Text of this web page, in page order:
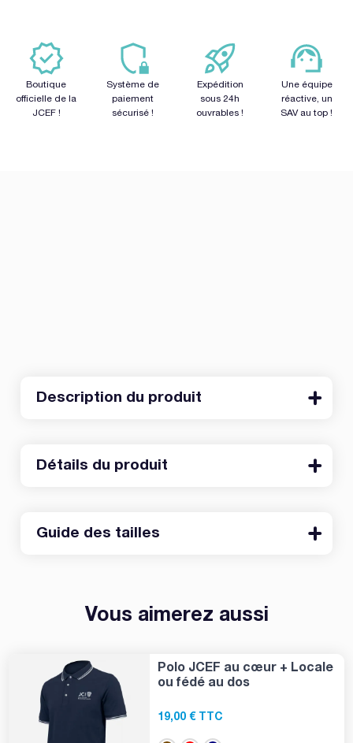
Boutique
officielle de la
JCEF !
Système de
paiement
sécurisé !
Expédition
sous 24h
ouvrables !
Une équipe
réactive, un
SAV au top !
Description du produit
Détails du produit
Guide des tailles
Vous aimerez aussi
Polo JCEF au cœur + Locale
ou fédé au dos
19,00 € TTC